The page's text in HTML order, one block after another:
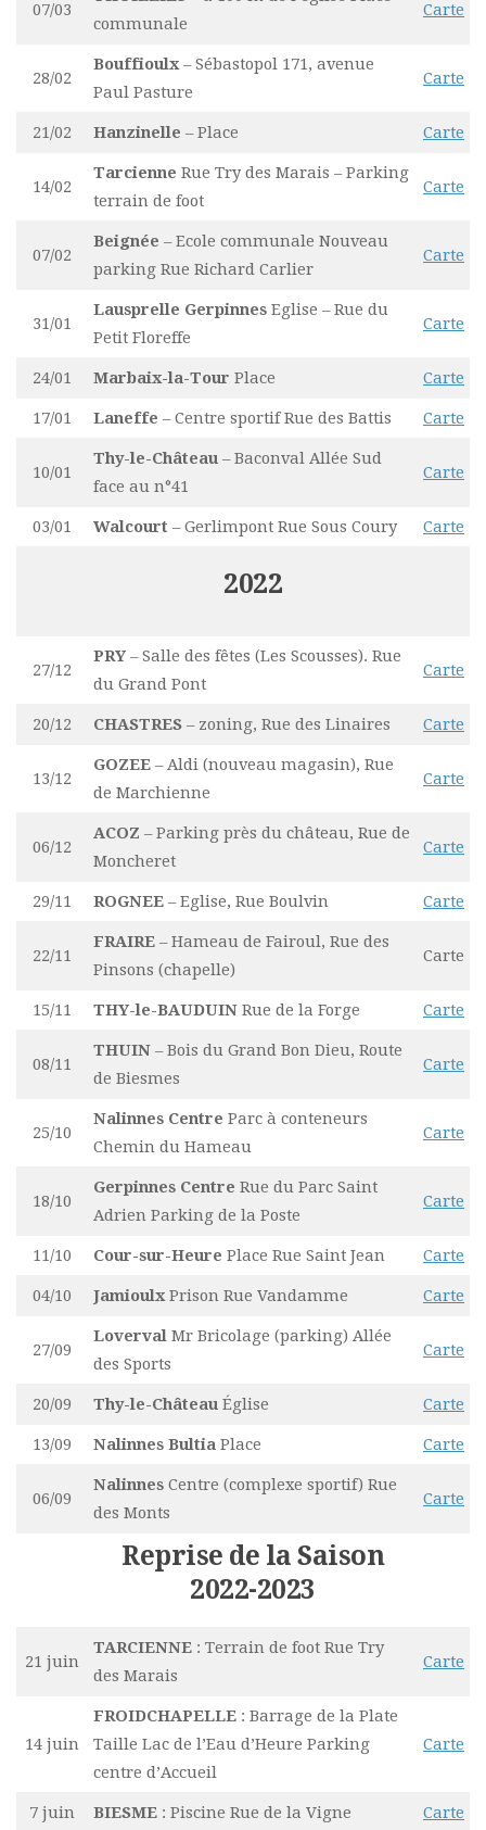
07/03
communale
Carte
28/02
Bouffioulx – Sébastopol 171, avenue
Paul Pasture
Carte
21/02 Hanzinelle – Place Carte
14/02
Tarcienne Rue Try des Marais – Parking
terrain de foot
Carte
07/02
Beignée – Ecole communale Nouveau
parking Rue Richard Carlier
Carte
31/01
Lausprelle Gerpinnes Eglise – Rue du
Petit Floreffe
Carte
24/01 Marbaix-la-Tour Place Carte
17/01 Laneffe – Centre sportif Rue des Battis Carte
10/01
Thy-le-Château – Baconval Allée Sud
face au n°41
Carte
03/01 Walcourt – Gerlimpont Rue Sous Coury Carte
2022
27/12
PRY – Salle des fêtes (Les Scousses). Rue
du Grand Pont
Carte
20/12 CHASTRES – zoning, Rue des Linaires Carte
13/12
GOZEE – Aldi (nouveau magasin), Rue
de Marchienne
Carte
06/12
ACOZ – Parking près du château, Rue de
Moncheret
Carte
29/11 ROGNEE – Eglise, Rue Boulvin Carte
22/11
FRAIRE – Hameau de Fairoul, Rue des
Pinsons (chapelle)
Carte
15/11 THY-le-BAUDUIN Rue de la Forge Carte
08/11
THUIN – Bois du Grand Bon Dieu, Route
de Biesmes
Carte
25/10
Nalinnes Centre Parc à conteneurs
Chemin du Hameau
Carte
18/10
Gerpinnes Centre Rue du Parc Saint
Adrien Parking de la Poste
Carte
11/10 Cour-sur-Heure Place Rue Saint Jean Carte
04/10 Jamioulx Prison Rue Vandamme Carte
27/09
Loverval Mr Bricolage (parking) Allée
des Sports
Carte
20/09 Thy-le-Château Église Carte
13/09 Nalinnes Bultia Place Carte
06/09
Nalinnes Centre (complexe sportif) Rue
des Monts
Carte
Reprise de la Saison
2022-2023
21 juin
TARCIENNE : Terrain de foot Rue Try
des Marais
Carte
14 juin
FROIDCHAPELLE : Barrage de la Plate
Taille Lac de l’Eau d’Heure Parking
centre d’Accueil
Carte
7 juin BIESME : Piscine Rue de la Vigne Carte